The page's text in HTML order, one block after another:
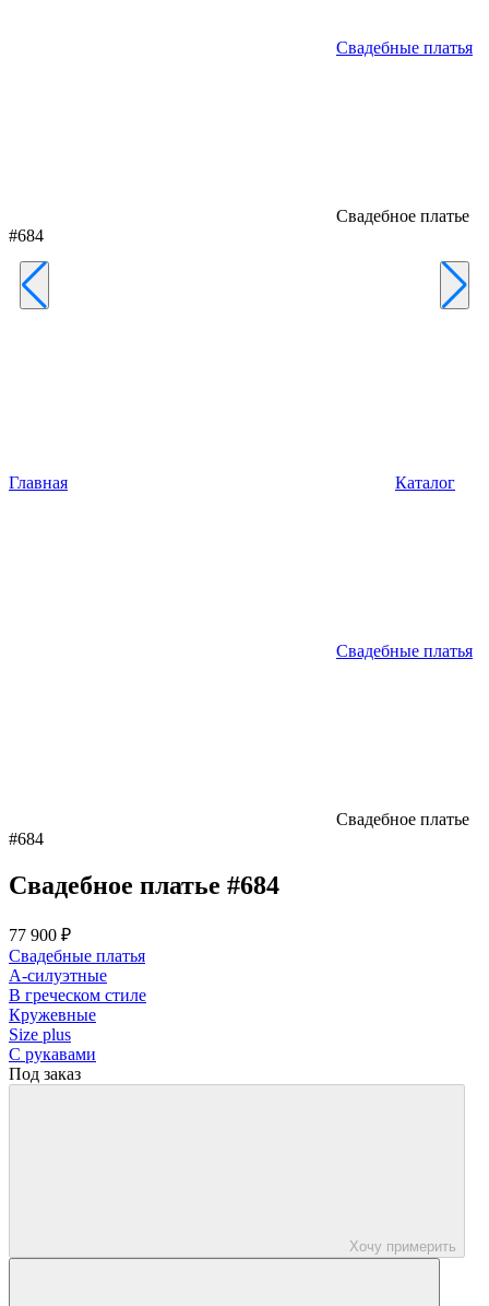
Свадебные платья
Свадебное платье
#684
Главная Каталог
Свадебные платья
Свадебное платье
#684
Свадебное платье #684
77 900 ₽
Свадебные платья
А-силуэтные
В греческом стиле
Кружевные
Size plus
С рукавами
Под заказ
Хочу примерить